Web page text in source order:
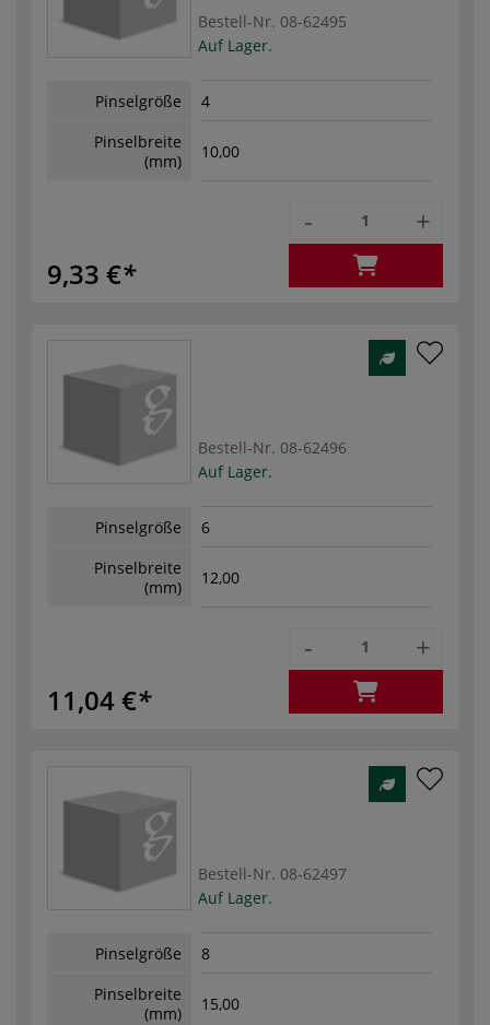
Bestell-Nr. 08-62495
Auf Lager.
Pinselgröße
4
Pinselbreite
(mm)
10,00
9,33 €
- +
Bestell-Nr. 08-62496
Auf Lager.
Pinselgröße
6
Pinselbreite
(mm)
12,00
11,04 €
- +
Bestell-Nr. 08-62497
Auf Lager.
Pinselgröße
8
Pinselbreite
(mm)
15,00